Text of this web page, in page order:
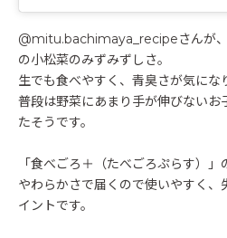
@mitu.bachimaya_recipeさんが、
の小松菜のみずみずしさ。
生でも食べやすく、青臭さが気にな
普段は野菜にあまり手が伸びないお
たそうです。
「食べごろ＋（たべごろぷらす）
やわらかさで届くので使いやすく
イントです。